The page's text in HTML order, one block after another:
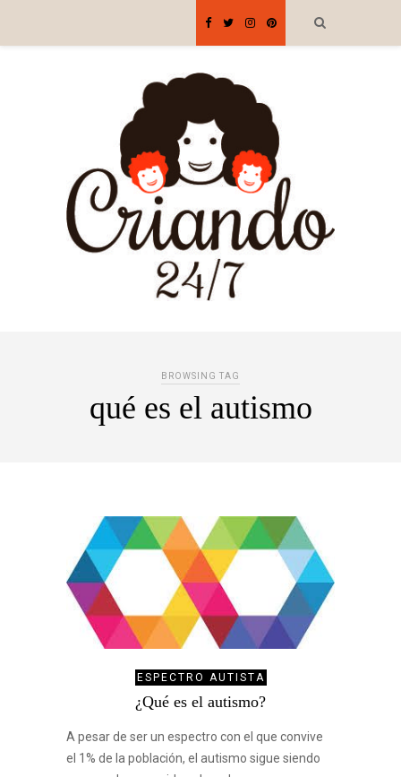
BROWSING TAG
qué es el autismo
ESPECTRO AUTISTA
¿Qué es el autismo?
A pesar de ser un espectro con el que convive
el 1% de la población, el autismo sigue siendo